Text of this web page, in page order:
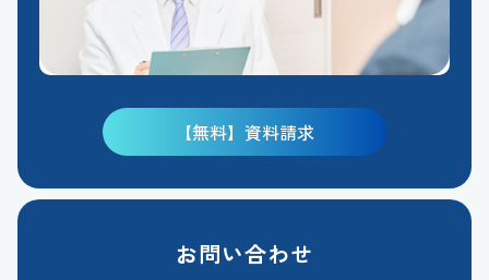
【無料】資料請求
お問い合わせ